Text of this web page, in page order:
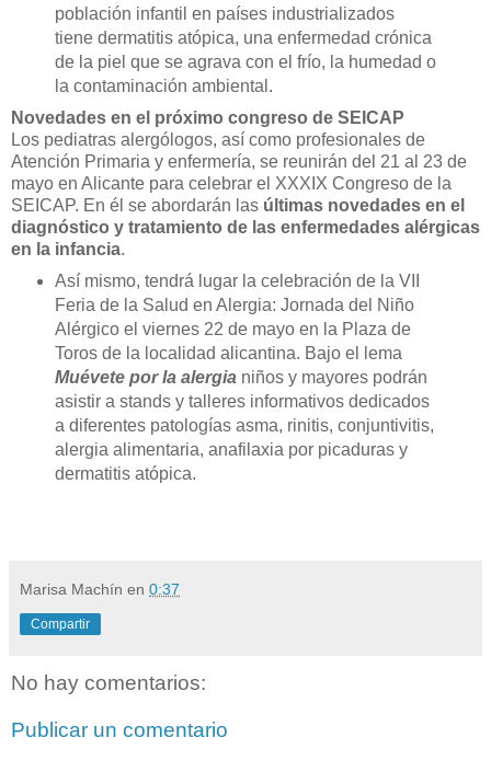
población infantil en países industrializados
tiene dermatitis atópica, una enfermedad crónica
de la piel que se agrava con el frío, la humedad o
la contaminación ambiental.
Novedades en el próximo congreso de SEICAP
Los pediatras alergólogos, así como profesionales de
Atención Primaria y enfermería, se reunirán del 21 al 23 de
mayo en Alicante para celebrar el XXXIX Congreso de la
SEICAP. En él se abordarán las últimas novedades en el
diagnóstico y tratamiento de las enfermedades alérgicas
en la infancia.
Así mismo, tendrá lugar la celebración de la VII
Feria de la Salud en Alergia: Jornada del Niño
Alérgico el viernes 22 de mayo en la Plaza de
Toros de la localidad alicantina. Bajo el lema
Muévete por la alergia niños y mayores podrán
asistir a stands y talleres informativos dedicados
a diferentes patologías asma, rinitis, conjuntivitis,
alergia alimentaria, anafilaxia por picaduras y
dermatitis atópica.
Marisa Machín en 0:37
Compartir
No hay comentarios:
Publicar un comentario